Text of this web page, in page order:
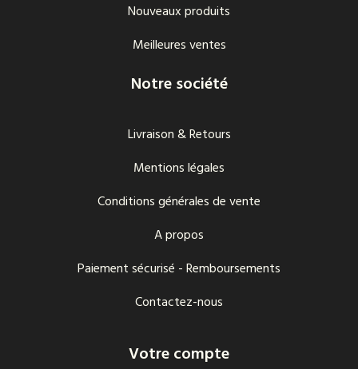
Nouveaux produits
Meilleures ventes
Notre société
Livraison & Retours
Mentions légales
Conditions générales de vente
A propos
Paiement sécurisé - Remboursements
Contactez-nous
Votre compte